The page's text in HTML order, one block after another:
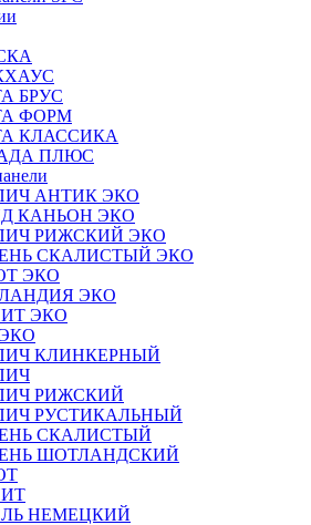
БРУС
ФОРМ
КЛАССИКА
ПЛЮС
АНТИК ЭКО
КАНЬОН ЭКО
РИЖСКИЙ ЭКО
СКАЛИСТЫЙ ЭКО
ЭКО
ЭКО
ЭКО
КЛИНКЕРНЫЙ
РИЖСКИЙ
РУСТИКАЛЬНЫЙ
СКАЛИСТЫЙ
ШОТЛАНДСКИЙ
НЕМЕЦКИЙ